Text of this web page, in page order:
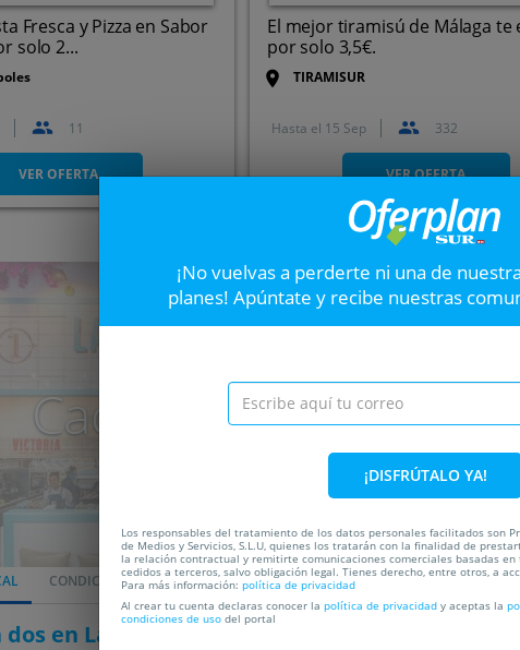
Fresca y Pizza en Sabor
solo 2...
81, 29012.
11
VER OFERTA
El mejor tiramisú de Málaga te
por solo 3,5€.
TIRAMISUR
Calle Gómez Pallete, 9, 29012.
Málaga.
Hasta el 15 Sep 332
VER OFERTA
Caducada
Siguiente
Menú
35€
Degusta
CONDICIONES LOCALIZACIÓN
en La Tasquita de en Medio por 35€
¡No vuelvas a perderte ni una de
planes! Apúntate y recibe nuestras
¡DISFRÚTALO YA!
Los responsables del tratamiento de los datos personales facilitados son
de Medios y Servicios, S.L.U, quienes los tratarán con la finalidad de
la relación contractual y remitirte comunicaciones comerciales basadas
cedidos a terceros, salvo obligación legal. Tienes derecho, entre otros, a
Para más información: política de privacidad
Al crear tu cuenta declaras conocer la política de privacidad y aceptas la
condiciones de uso del portal